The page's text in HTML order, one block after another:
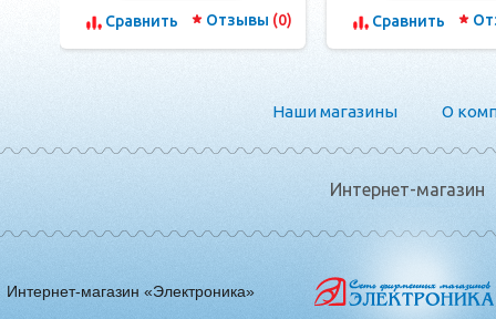
Сравнить Отзывы (0) Сравнить
Наши магазины О
Интернет-магазин
Интернет-магазин «Электроника»